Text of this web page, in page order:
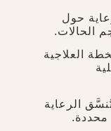
حول
الحالات.
العلاجية
الرعاية
محددة.